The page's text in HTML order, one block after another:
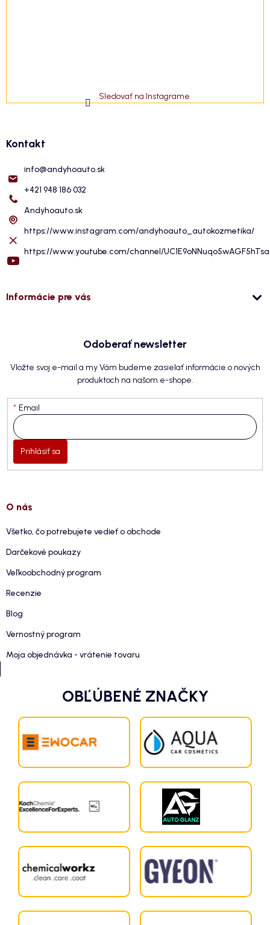
Sledovať na Instagrame
Kontakt
info@andyhoauto.sk
+421 948 186 032
Andyhoauto.sk
https://www.instagram.com/andyhoauto_autokozmetika/
https://www.youtube.com/channel/
Informácie pre vás
Odoberať newsletter
Vložte svoj e-mail a my Vám budeme zasielať informácie o nových
produktoch na našom e-shope.
Email
Prihlásiť sa
O nás
Všetko, čo potrebujete vedieť o obchode
Darčekové poukazy
Veľkoobchodný program
Recenzie
Blog
Vernostný program
Moja objednávka - vrátenie tovaru
OBĽÚBENÉ ZNAČKY